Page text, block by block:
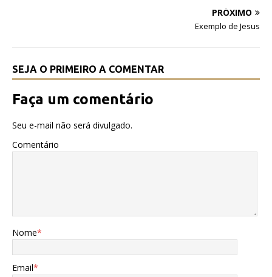
PRÓXIMO
Exemplo de Jesus
SEJA O PRIMEIRO A COMENTAR
Faça um comentário
Seu e-mail não será divulgado.
Comentário
Nome*
Email*